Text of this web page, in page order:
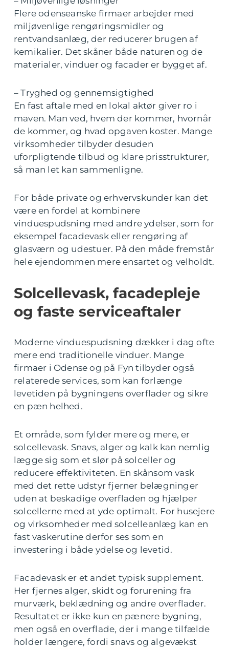
Flere odenseanske firmaer arbejder med
miljøvenlige rengøringsmidler og
rentvandsanlæg, der reducerer brugen af
kemikalier. Det skåner både naturen og de
materialer, vinduer og facader er bygget af.
– Tryghed og gennemsigtighed
En fast aftale med en lokal aktør giver ro i
maven. Man ved, hvem der kommer, hvornår
de kommer, og hvad opgaven koster. Mange
virksomheder tilbyder desuden
uforpligtende tilbud og klare prisstrukturer,
så man let kan sammenligne.
For både private og erhvervskunder kan det
være en fordel at kombinere
vinduespudsning med andre ydelser, som for
eksempel facadevask eller rengøring af
glasværn og udestuer. På den måde fremstår
hele ejendommen mere ensartet og velholdt.
Solcellevask, facadepleje
og faste serviceaftaler
Moderne vinduespudsning dækker i dag ofte
mere end traditionelle vinduer. Mange
firmaer i Odense og på Fyn tilbyder også
relaterede services, som kan forlænge
levetiden på bygningens overflader og sikre
en pæn helhed.
Et område, som fylder mere og mere, er
solcellevask. Snavs, alger og kalk kan nemlig
lægge sig som et slør på solceller og
reducere effektiviteten. En skånsom vask
med det rette udstyr fjerner belægninger
uden at beskadige overfladen og hjælper
solcellerne med at yde optimalt. For husejere
og virksomheder med solcelleanlæg kan en
fast vaskerutine derfor ses som en
investering i både ydelse og levetid.
Facadevask er et andet typisk supplement.
Her fjernes alger, skidt og forurening fra
murværk, beklædning og andre overflader.
Resultatet er ikke kun en pænere bygning,
men også en overflade, der i mange tilfælde
holder længere, fordi snavs og algevækst